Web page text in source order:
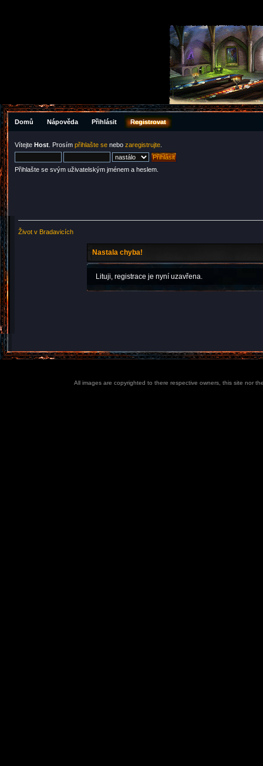
Domů Nápověda Přihlásit Registrovat
Vítejte Host . Prosím přihlašte se nebo zaregistrujte
Přihlašte se svým uživatelským jménem a heslem.
Život v Bradavicích
Nastala chyba!
Lituji, registrace je nyní uzavřena.
All images are copyrighted to there respective owners, this site nor